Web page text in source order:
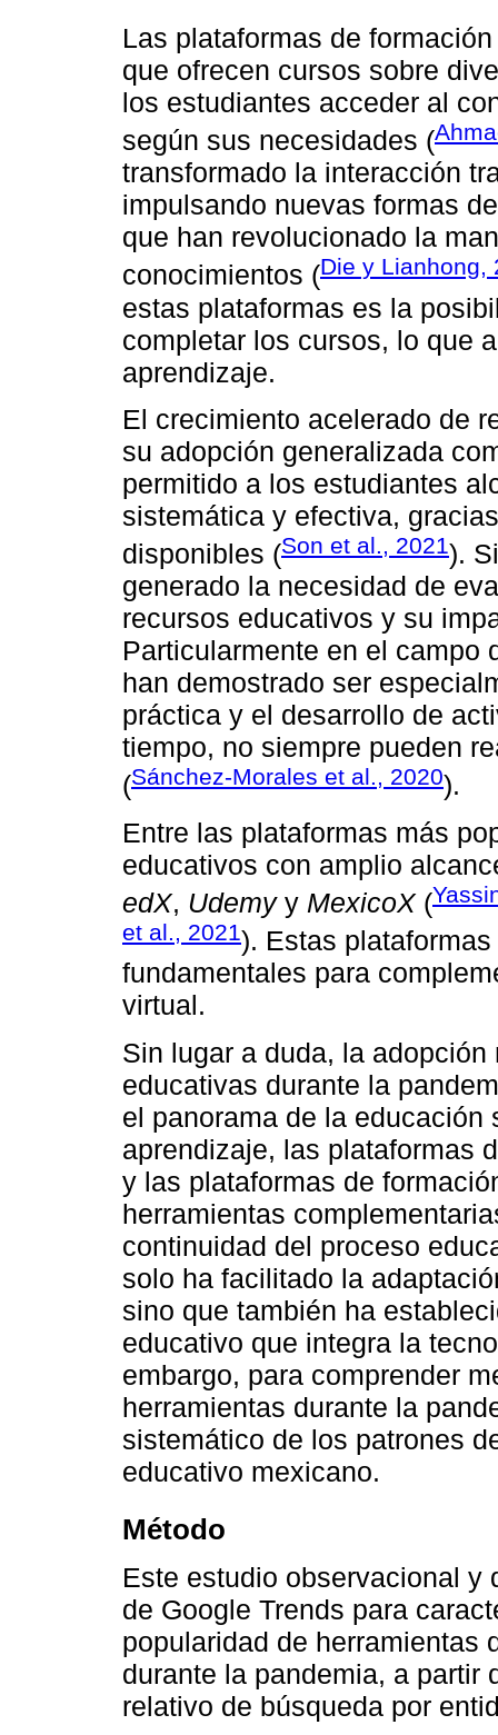
Las plataformas de
que ofrecen cursos sobre
los estudiantes acceder al
según sus necesidades (
transformado la interacción
impulsando nuevas formas
que han revolucionado la
conocimientos (Die y Lianhong,
estas plataformas es la
completar los cursos, lo que
aprendizaje.
El crecimiento acelerado de
su adopción generalizada
permitido a los estudiantes
sistemática y efectiva,
disponibles (Son et al., 2021).
generado la necesidad de
recursos educativos y su
Particularmente en el campo
han demostrado ser
práctica y el desarrollo de
tiempo, no siempre pueden
(Sánchez-Morales et al., 2020).
Entre las plataformas más
educativos con amplio
edX, Udemyy MexicoX(
et al., 2021). Estas
fundamentales para
virtual.
Sin lugar a duda, la
educativas durante la
el panorama de la
aprendizaje, las plataformas
y las plataformas de
herramientas
continuidad del proceso
solo ha facilitado la
sino que también ha
educativo que integra la
embargo, para comprender
herramientas durante la
sistemático de los patrones
educativo mexicano.
Método
Este estudio observacional y
de Google Trends para
popularidad de herramientas
durante la pandemia, a partir
relativo de búsqueda por